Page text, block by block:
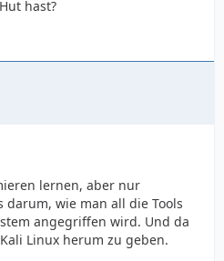
hast?
lernen, aber nur
darum, wie man all die Tools
angegriffen wird. Und da
Linux herum zu geben.